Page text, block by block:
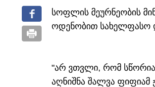
სოფლის მეურნეობის
ოდენობით სახელფასო
"არ ვთვლი, რომ
აღნიშნა შალვა ფიფიამ